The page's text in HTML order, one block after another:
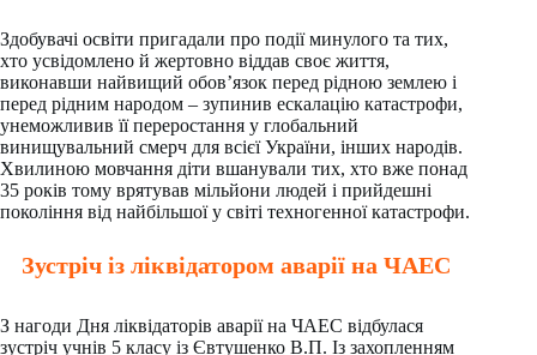
Здобувачі освіти пригадали про події минулого та тих,
хто усвідомлено й жертовно віддав своє життя,
виконавши найвищий обов’язок перед рідною землею і
перед рідним народом – зупинив ескалацію катастрофи,
унеможливив її переростання у глобальний
винищувальний смерч для всієї України, інших народів.
Хвилиною мовчання діти вшанували тих, хто вже понад
35 років тому врятував мільйони людей і прийдешні
покоління від найбільшої у світі техногенної катастрофи.
Зустріч із ліквідатором аварії на ЧАЕС
З нагоди Дня ліквідаторів аварії на ЧАЕС відбулася
зустріч учнів 5 класу із Євтушенко В.П. Із захопленням